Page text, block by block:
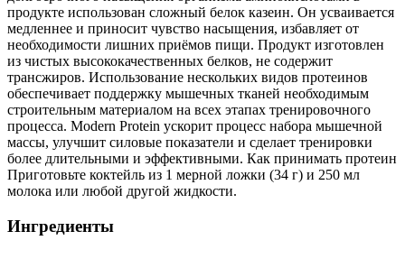
продукте использован сложный белок казеин. Он усваивается
медленнее и приносит чувство насыщения, избавляет от
необходимости лишних приёмов пищи. Продукт изготовлен
из чистых высококачественных белков, не содержит
трансжиров. Использование нескольких видов протеинов
обеспечивает поддержку мышечных тканей необходимым
строительным материалом на всех этапах тренировочного
процесса. Modern Protein ускорит процесс набора мышечной
массы, улучшит силовые показатели и сделает тренировки
более длительными и эффективными. Как принимать протеин
Приготовьте коктейль из 1 мерной ложки (34 г) и 250 мл
молока или любой другой жидкости.
Ингредиенты